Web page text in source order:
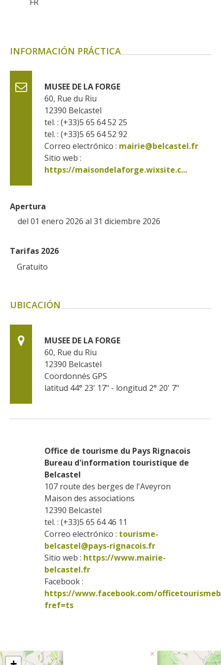
Otras hermosas aldeas
historia
Decazeville – Aubin
Patrimonio mundial de la UNESCO
INFORMACIÓN PRÁCTICA
MUSEE DE LA FORGE
60, Rue du Riu
12390 Belcastel
tel. : (+33)5 65 64 52 25
tel. : (+33)5 65 64 52 92
Correo electrónico : mairie@belcastel.fr
https://maisondelaforge.wixsite.c...
Apertura
del 01 enero 2026 al 31 diciembre 2026
Tarifas 2026
Gratuito
UBICACIÓN
MUSEE DE LA FORGE
60, Rue du Riu
12390 Belcastel
Coordonnés GPS
latitud 44° 23' 17" - longitud 2° 20' 7"
Office de tourisme du Pays Rignacois
Bureau d'information touristique de
Belcastel
107 route des berges de l'Aveyron
Maison des associations
12390 Belcastel
tel. : (+33)5 65 64 46 11
Correo electrónico : tourisme-
belcastel@pays-rignacois.fr
Sitio web : https://www.mairie-
belcastel.fr
https://www.facebook.com/
fref=ts
×